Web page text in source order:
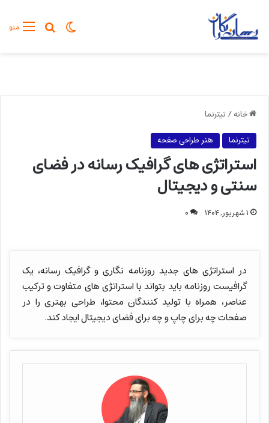
منوجستجو
تغییر پوسته
خانه/تیترنما
تیترنما
هنر طراحی صفحه
استراتژی های گرافیک رسانه در فضای
سنتی و دیجیتال
۱ شهریور, ۱۴۰۴ ۰
در استراتژی های جدید روزنامه نگاری و گرافیک رسانه، یک
گرافیست روزنامه باید بتواند با استراتژی های متفاوت و ترکیب
عناصر، همراه با تولید کنندگان محتوا، طراحی بهتری را در
صفحات چه برای چاپ و چه برای فضای دیجیتال ایجاد کند.